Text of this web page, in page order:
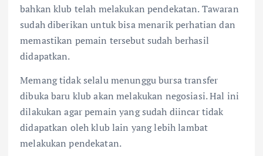
bahkan klub telah melakukan pendekatan. Tawaran
sudah diberikan untuk bisa menarik perhatian dan
memastikan pemain tersebut sudah berhasil
didapatkan.
Memang tidak selalu menunggu bursa transfer
dibuka baru klub akan melakukan negosiasi. Hal ini
dilakukan agar pemain yang sudah diincar tidak
didapatkan oleh klub lain yang lebih lambat
melakukan pendekatan.